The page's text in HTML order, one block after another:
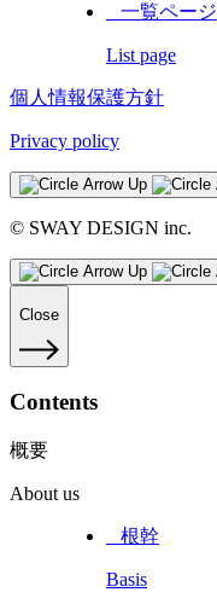
_ 一覧ページ
List page
個人情報保護方針
Privacy policy
© SWAY DESIGN inc.
Close
Contents
概要
About us
_ 根幹
Basis